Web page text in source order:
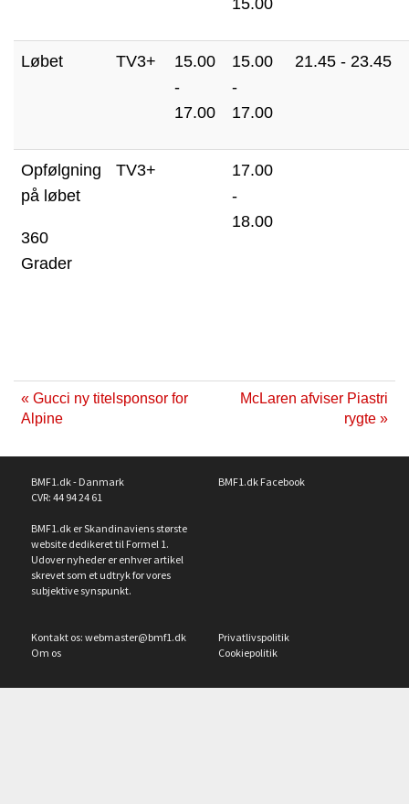
15.00
Løbet TV3+
15.00
-
17.00
15.00
-
17.00
21.45 - 23.45
Opfølgning
på løbet
360
Grader
TV3+
17.00
-
18.00
« Gucci ny titelsponsor for
Alpine
McLaren afviser Piastri
rygte »
BMF1.dk - Danmark
CVR: 44 94 24 61
BMF1.dk er Skandinaviens største
website dedikeret til Formel 1.
Udover nyheder er enhver artikel
skrevet som et udtryk for vores
subjektive synspunkt.
BMF1.dk Facebook
Kontakt os: webmaster@bmf1.dk
Om os
Privatlivspolitik
Cookiepolitik